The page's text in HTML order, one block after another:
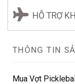
HỖ TRỢ
THÔNG TIN
Mua Vợt